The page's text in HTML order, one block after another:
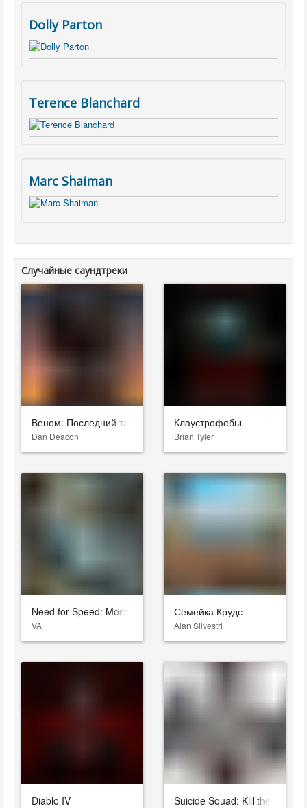
Dolly Parton
Terence Blanchard
Marc Shaiman
Случайные саундтреки
Веном: Последний танец
Dan Deacon
Клаустрофобы
Brian Tyler
Need for Speed: Most Wanted
VA
Семейка Крудс
Alan Silvestri
Diablo IV Suicide Squad: Kill the